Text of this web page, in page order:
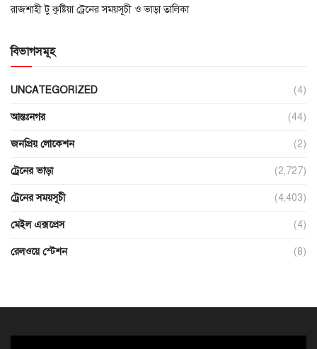
রাজশাহী টু কুষ্টিয়া ট্রেনের সময়সূচী ও ভাড়া তালিকা
বিভাগসমূহ
UNCATEGORIZED (4)
আন্তঃনগর (44)
জনপ্রিয় লোকেশন (2)
ট্রেনের ভাড়া (2,727)
ট্রেনের সময়সূচী (4,403)
মেইল এক্সপ্রেস (4)
রেলওয়ে স্টেশন (8)